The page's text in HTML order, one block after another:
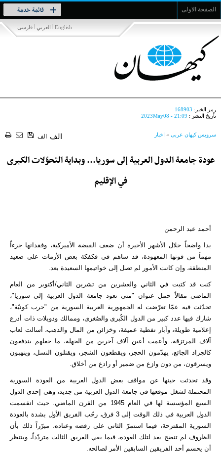
الصفحة الاولى قائمة خدمة
Toggle
navigation
فارسی | العربي | English
رمز الخبر: 168903
تأريخ النشر : 2023May08 - 21:09
سرویس کیهان عربی » اخبار الف الف
عودة جامعة الدول العربية إلى سوريا... وبداية التحوّلات الكبرى
في الإقليم
أحمد عبد الرحمن
بدا واضحاً خلال الأشهر الأخيرة أن ضعف القبضة الأميركية، وفقدانها جزءاً
مهماً من قوتها المعهودة، قد ساهم في فكفكة بعض الأزمات على صعيد
المنطقة، وإن كانت الأمور لم تصل إلى خواتيمها السعيدة بعد.
كنت قد كتبت في الثاني والعشرين من تشرين الثاني/أكتوبر من العام
الماضي مقالاً حمل عنوان "متى تعود جامعة الدول العربية إلى سوريا"،
تحدّثت فيه عمّا تعرّضت له الجمهورية العربية السورية من "حرب كونيّة"،
شارك فيها عدد كبير من الدول الكُبرى والصُغرى، وممالك ودويلات ذات أذرع
إعلامية طويلة، وآبار نفطية عميقة، وخزائن من المال والذهب، أسالت لعاب
آلاف المرتزقة، وأعمت أعين آلاف آخرين من الجهلة، ما جعلهم يندفعون
كالجراد الجائع، يهدّمون الحجر، ويقطعون الشجر، ويقتلون النسل، وينهبون
ويسرقون، من دون وازع من ضمير أو رادع من أخلاق.
وقد تحدثت حينها عن مواقف بعض الدول العربية من العودة السورية
المحتملة لشغل موقعها في جامعة الدول العربية من جديد، وهي إحدى الدول
السبع المؤسسة لها في العام 1945 من القرن الماضي. حيث انقسمت
الدول العربية في ذلك الوقت إلى 3 فرق، رحّب الفريق الأول بشدة بالعودة
السورية المقترحة، فيما استمرّ الثاني على رفضه وعناده، مبرّراً ذلك بأن
الظروف لم تنضج بعد لتلك العودة، فيما بقي الفريق الثالث متردّداً، وينتظر
أن يحسم أحد الفريقين السابقين الأمر لصالحه.